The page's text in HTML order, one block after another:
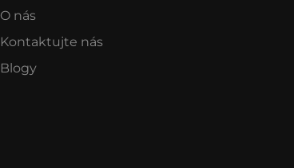
O nás
Kontaktujte nás
Blogy